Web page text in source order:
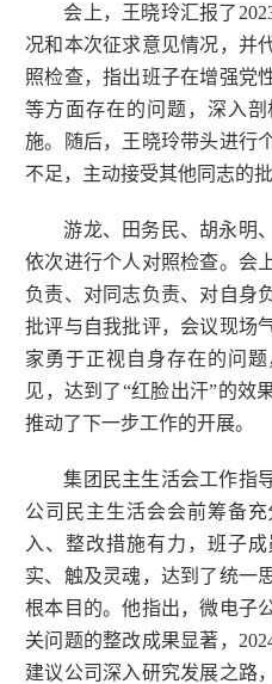
会上，王晓玲汇报了
况和本次征求意见情况，并
照检查，指出班子在增强党
等方面存在的问题，深入
施。随后，王晓玲带头进行
不足，主动接受其他同志的批
游龙、田务民、胡永明
依次进行个人对照检查。会
负责、对同志负责、对自身
批评与自我批评，会议现场
家勇于正视自身存在的问
见，达到了“红脸出汗”的效
推动了下一步工作的开展。
集团民主生活会工作指
公司民主生活会会前筹备
入、整改措施有力，班子
实、触及灵魂，达到了统一
根本目的。他指出，微电子
关问题的整改成果显著，
建议公司深入研究发展之路